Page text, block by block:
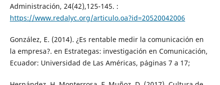
Administración, 24(42),125-145. :
https://www.redalyc.org/articulo.oa?id=20520042006
González, E. (2014). ¿Es rentable medir la comunicación en
la empresa?. en Estrategas: investigación en Comunicación,
Ecuador: Universidad de Las Américas, páginas 7 a 17;